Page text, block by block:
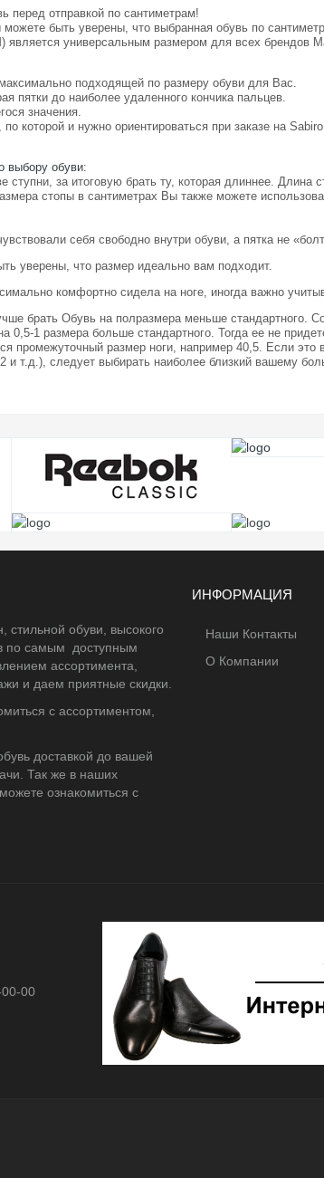
перед отправкой по сантиметрам!
быть уверены, что выбранная обувь по
является универсальным размером для всех брендов
подходящей по размеру обуви для Вас.
пятки до наиболее удаленного кончика пальцев.
значения.
которой и нужно ориентироваться при заказе на
выбору обуви:
ступни, за итоговую брать ту, которая длиннее.
стопы в сантиметрах Вы также можете
себя свободно внутри обуви, а пятка не
уверены, что размер идеально вам подходит.
комфортно сидела на ноге, иногда важно
брать Обувь на полразмера меньше стандартного.
0,5-1 размера больше стандартного. Тогда ее не
промежуточный размер ноги, например 40,5. Если
и т.д.), следует выбирать наиболее близкий вашему
стильной обуви, высокого
по самым доступным
ассортимента,
и даем приятные скидки.
с ассортиментом,
доставкой до вашей
Так же в наших
ознакомиться с
ИНФОРМАЦИЯ
Наши Контакты
О Компании
00